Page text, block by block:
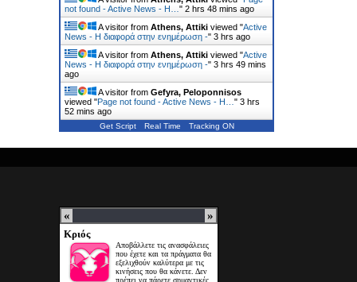
not found - Active News - Η… " 2 hrs 48 mins ago
A visitor from Athens, Attiki viewed "Active
News - Η διαφορά στην ενημέρωση -" 3 hrs ago
A visitor from Athens, Attiki viewed "Active
News - Η διαφορά στην ενημέρωση -" 3 hrs 49 mins
ago
A visitor from Gefyra, Peloponnisos
viewed "Page not found - Active News - Η… " 3 hrs
52 mins ago
Get Script Real Time Tracking ON